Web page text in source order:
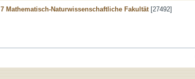
7 Mathematisch-Naturwissenschaftliche Fakultät[27492]